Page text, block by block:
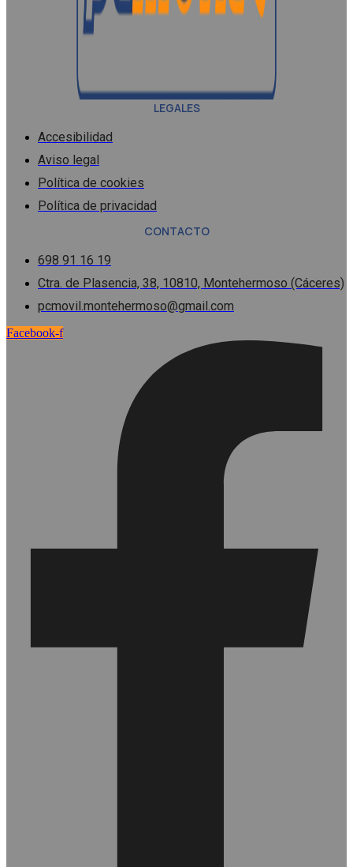
LEGALES
Accesibilidad
Aviso legal
Política de cookies
Política de privacidad
CONTACTO
698 91 16 19
Ctra. de Plasencia, 38, 10810, Montehermoso (Cáceres)
pcmovil.montehermoso@gmail.com
Facebook-f